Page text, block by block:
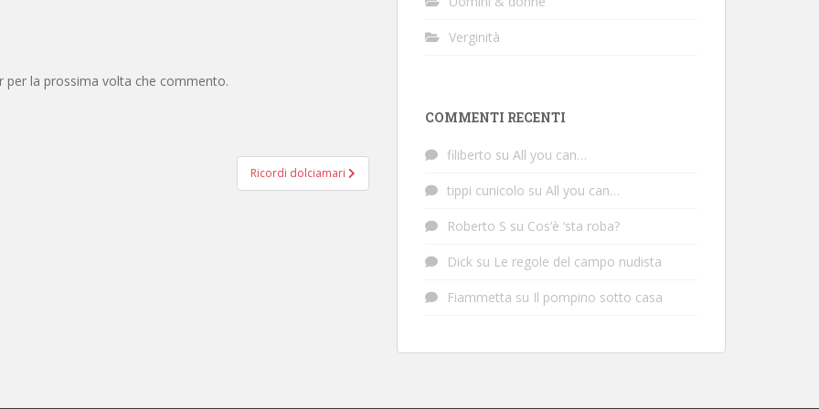
la prossima volta che commento.
Ricordi dolciamari
Verginità
COMMENTI RECENTI
filiberto su All you can…
tippi cunicolo su All you can…
Roberto S su Cos’è ‘sta roba?
Dick su Le regole del campo nudista
Fiammetta su Il pompino sotto casa